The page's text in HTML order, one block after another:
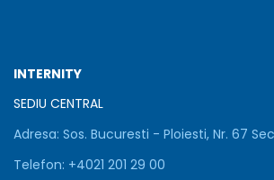
INTERNITY
SEDIU CENTRAL
Adresa: Sos. Bucuresti - Ploiesti, Nr. 67
Telefon: +4021 201 29 00
pentru
a
functionarea
a